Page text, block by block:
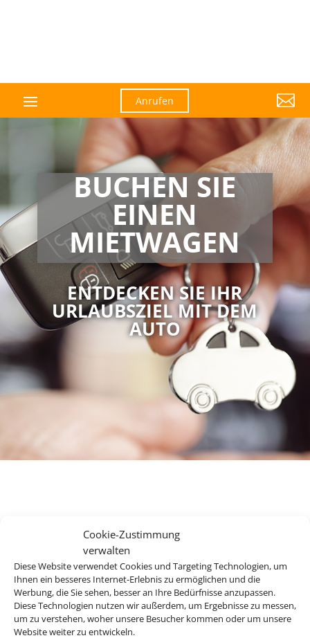
Cookie-Zustimmung
verwalten
Diese Website verwendet Cookies und Targeting Technologien, um
Ihnen ein besseres Internet-Erlebnis zu ermöglichen und die
Werbung, die Sie sehen, besser an Ihre Bedürfnisse anzupassen.
Diese Technologien nutzen wir außerdem, um Ergebnisse zu messen,
um zu verstehen, woher unsere Besucher kommen oder um unsere
Website weiter zu entwickeln.
Anrufen 
BUCHEN SIE
EINEN
MIETWAGEN
ENTDECKEN SIE IHR
URLAUBSZIEL MIT DEM
AUTO
Ihr Mietwagenexperte für
den perfekten Urlaub.
Bei uns finden Sie Mietwagen für über 120 Länder und an
mehr als 8.000 Stationen weltweit. Egal ob Spanien, Italien,
USA oder Neuseeland – wir haben für jedes Reiseziel das